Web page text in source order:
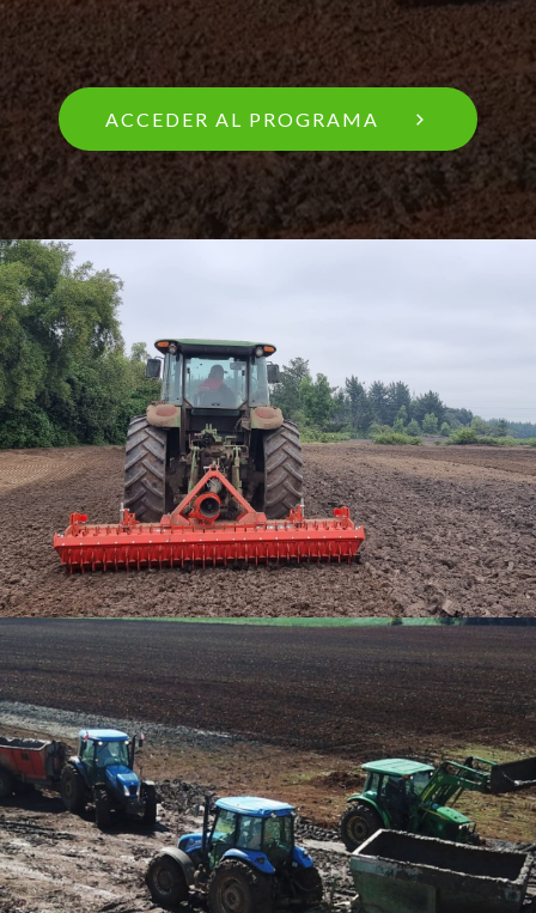
ACCEDER AL PROGRAMA